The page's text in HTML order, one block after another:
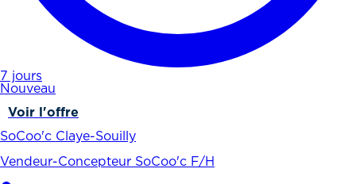
7 jours
Nouveau
Voir l'offre
SoCoo'c Claye-Souilly
Vendeur-Concepteur SoCoo'c F/H